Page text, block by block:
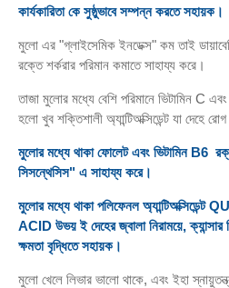
কার্যকারিতা কে সুষ্ঠুভাবে সম্পন্ন করতে সহায়ক।
মুলো এর "গ্লাইসেমিক ইনডেক্স" কম তাই
রক্তে শর্করার পরিমান কমাতে সাহায্য করে।
তাজা মুলোর মধ্যে বেশি পরিমানে ভিটামিন C এবং
হলো খুব শক্তিশালী অ্যান্টিঅক্সিডেন্ট যা দেহে
মুলোর মধ্যে থাকা ফোলেট এবং ভিটামিন B6
সিসন্থেসিস" এ সাহায্য করে।
মুলোর মধ্যে থাকা পলিফেনল অ্যান্টিঅক্সিডেন্ট
ACID উভয় ই দেহের জ্বালা নিরাময়ে,
ক্ষমতা বৃদ্ধিতে সহায়ক।
মুলো খেলে লিভার ভালো থাকে, এবং ইহা